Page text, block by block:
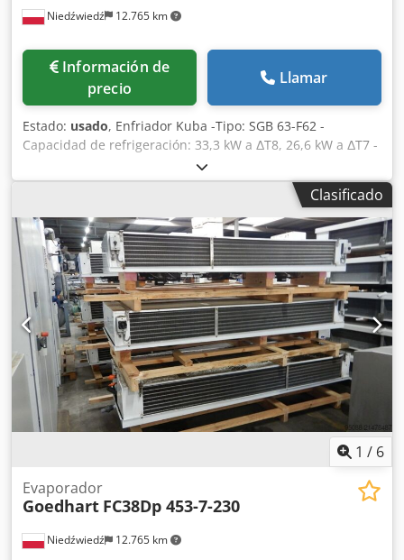
Niedźwiedź 12.765 km
Información de
precio
Llamar
Estado: usado, Enfriador Kuba -Tipo: SGB 63-F62 -
Capacidad de refrigeración: 33,3 kW a ΔT8, 26,6 kW a ΔT7 -
Aletas: 7 mm -Disponemos de 10 uds. con resistencias
eléctricas y 7 uds. sin resistencias -Número de
ventiladores: 2 x 630 mm Dsdpfxjy Endzo Algjwa -
Dimensiones del equipo: 3020 mm x 850 mm x 1000 mm -
Agente refrigerante: Freón -Capacidad: 45 ltr -Existencia en
stock: 17 uds -Número de almacén: CH 599 -Estado: Usado,
en muy buen estado, enfriador 100% hermético,
ventiladores funcionando, listo para operar
Clasificado
1 / 6
Niedźwiedź 12.765 km
Evaporador
Goedhart FC38Dp 453-7-230